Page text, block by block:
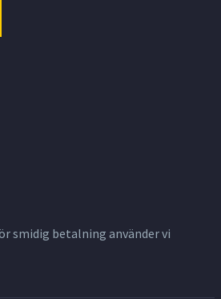
smidig betalning använder vi